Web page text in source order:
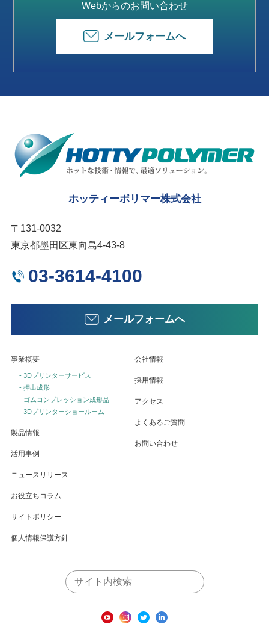
Webからのお問い合わせ
メールフォームへ
ホッティーポリマー株式会社
〒131-0032
東京都墨田区東向島4-43-8
03-3614-4100
メールフォームへ
事業概要
- 3Dプリンターサービス
- 押出成形
- ゴムコンプレッション成形品
- 3Dプリンターショールーム
製品情報
活用事例
ニュースリリース
お役立ちコラム
会社情報
採用情報
アクセス
よくあるご質問
お問い合わせ
サイトポリシー
個人情報保護方針